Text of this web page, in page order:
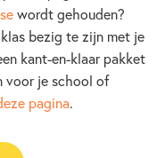
wordt gehouden?
bezig te zijn met je
kant-en-klaar pakket
voor je school of
pagina.